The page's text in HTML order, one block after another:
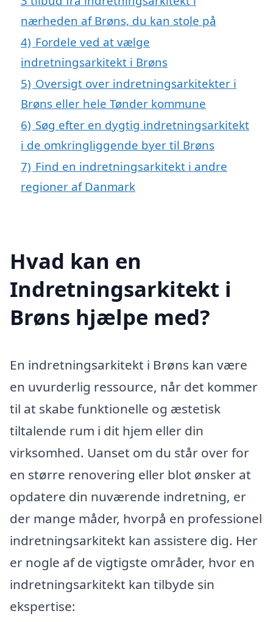
nærheden af Brøns, du kan stole på
4) Fordele ved at vælge
indretningsarkitekt i Brøns
5) Oversigt over indretningsarkitekter i
Brøns eller hele Tønder kommune
6) Søg efter en dygtig indretningsarkitekt
i de omkringliggende byer til Brøns
7) Find en indretningsarkitekt i andre
regioner af Danmark
Hvad kan en
Indretningsarkitekt i
Brøns hjælpe med?
En indretningsarkitekt i Brøns kan være
en uvurderlig ressource, når det kommer
til at skabe funktionelle og æstetisk
tiltalende rum i dit hjem eller din
virksomhed. Uanset om du står over for
en større renovering eller blot ønsker at
opdatere din nuværende indretning, er
der mange måder, hvorpå en professionel
indretningsarkitekt kan assistere dig. Her
er nogle af de vigtigste områder, hvor en
indretningsarkitekt kan tilbyde sin
ekspertise: